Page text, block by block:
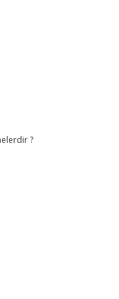
?